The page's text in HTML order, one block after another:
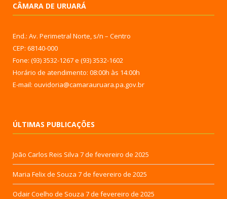
CÂMARA DE URUARÁ
End.: Av. Perimetral Norte, s/n – Centro
CEP: 68140-000
Fone: (93) 3532-1267 e (93) 3532-1602
Horário de atendimento: 08:00h às 14:00h
E-mail: ouvidoria@camarauruara.pa.gov.br
ÚLTIMAS PUBLICAÇÕES
João Carlos Reis Silva 7 de fevereiro de 2025
Maria Felix de Souza 7 de fevereiro de 2025
Odair Coelho de Souza 7 de fevereiro de 2025